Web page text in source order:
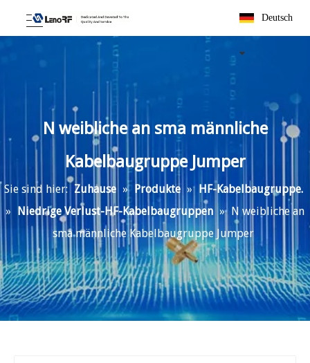
Deutsch
N weibliche an sma männliche
Kabelbaugruppe Jumper
Sie sind hier: Zuhause » Produkte » HF-Kabelbaugruppe.
» Niedrige Verlust-HF-Kabelbaugruppen » N weibliche an
sma männliche Kabelbaugruppe Jumper